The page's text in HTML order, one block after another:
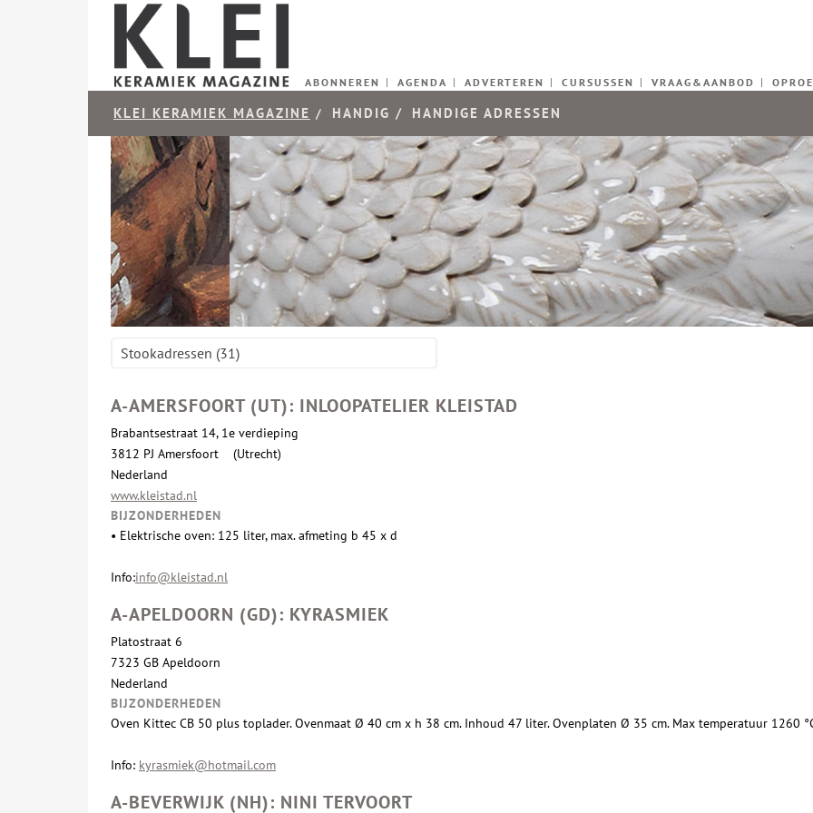
ABONNEREN AGENDA ADVERTEREN CURSUSSEN VRAAG&AANBOD
KLEI KERAMIEK MAGAZINE / HANDIG / HANDIGE ADRESSEN
Stookadressen (31)
A-AMERSFOORT (UT): INLOOPATELIER KLEISTAD
Brabantsestraat 14, 1e verdieping
3812 PJ Amersfoort (Utrecht)
Nederland
www.kleistad.nl
BIJZONDERHEDEN
• Elektrische oven: 125 liter, max. afmeting b 45 x d
Info:info@kleistad.nl
A-APELDOORN (GD): KYRASMIEK
Platostraat 6
7323 GB Apeldoorn
Nederland
BIJZONDERHEDEN
Oven Kittec CB 50 plus toplader. Ovenmaat Ø 40 cm x h 38 cm. Inhoud 47 liter. Ovenplaten Ø 35 cm. Max temperatuur 1260
Info: kyrasmiek@hotmail.com
A-BEVERWIJK (NH): NINI TERVOORT